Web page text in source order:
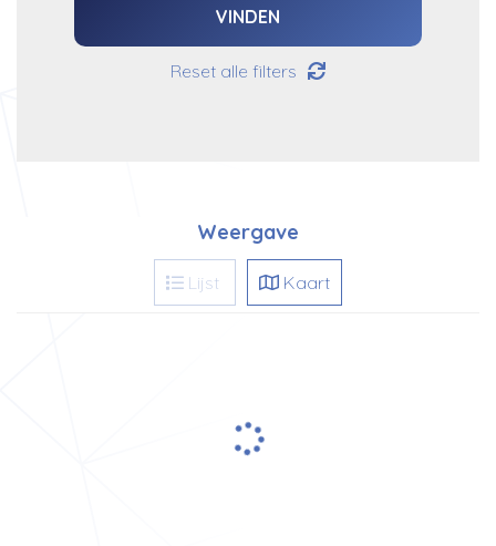
VINDEN
Reset alle filters
Weergave
Lijst Kaart